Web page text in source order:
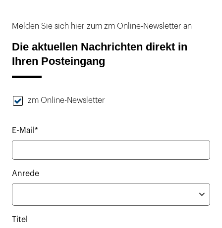
Melden Sie sich hier zum zm Online-Newsletter an
Die aktuellen Nachrichten direkt in
Ihren Posteingang
zm Online-Newsletter
E-Mail*
Anrede
Titel